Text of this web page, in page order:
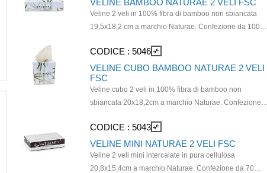
VELINE BAMBOO NATURAE 2 VELI FSC
Veline 2 veli in 100% fibra di bamboo non sbiancata
19,5x18,2 cm a marchio Naturae. Confezione da 100
materie prime certificate FSC. Ideali per pelli sensibili,
uniscono sicurezza, morbidezza e sostenibilità.
CODICE : 5046 compare_arrows
VELINE CUBO BAMBOO NATURAE 2 VELI
FSC
Veline cubo 2 veli in 100% fibra di bamboo non
sbiancata 20x18,2cm a marchio Naturae. Confezione
Prodotto con materie prime certificate FSC. Ideali per
pelli sensibili, uniscono sicurezza, morbidezza e
sostenibilità.
CODICE : 5043 compare_arrows
VELINE MINI NATURAE 2 VELI FSC
Veline 2 veli mini intercalate in pura cellulosa
20,8x15,4cm a marchio Naturae. Confezione da 70